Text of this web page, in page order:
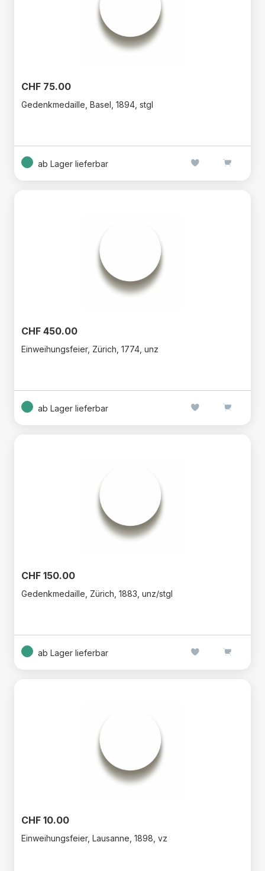
CHF 75.00
Gedenkmedaille, Basel, 1894, stgl
ab Lager lieferbar
CHF 450.00
Einweihungsfeier, Zürich, 1774, unz
ab Lager lieferbar
CHF 150.00
Gedenkmedaille, Zürich, 1883, unz/stgl
ab Lager lieferbar
CHF 10.00
Einweihungsfeier, Lausanne, 1898, vz